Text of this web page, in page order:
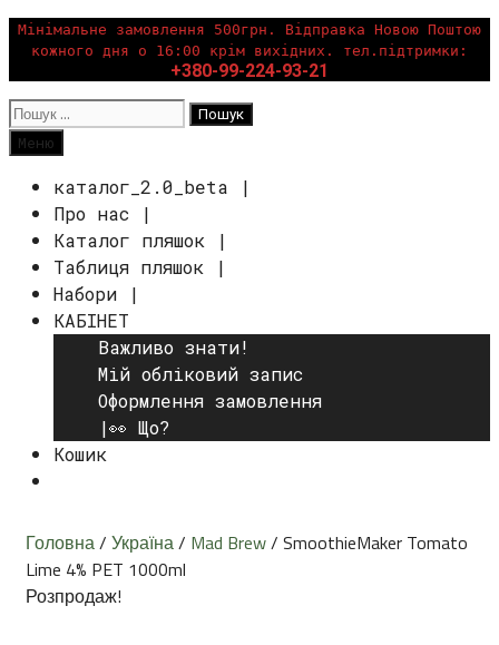
Перейти
вмісту
Мінімальне замовлення 500грн. Відправка Новою Поштою
кожного дня о 16:00 крім вихідних. тел.підтримки:
+380-99-224-93-21
Пошук:
Пошук
Меню
каталог_2.0_beta |
Про нас |
Каталог пляшок |
Таблиця пляшок |
Набори |
КАБІНЕТ
Важливо знати!
Мій обліковий запис
Оформлення замовлення
|👀 Що?
Кошик
Головна/ Україна/ Mad Brew/ SmoothieMaker Tomato
Lime 4% PET 1000ml
Розпродаж!